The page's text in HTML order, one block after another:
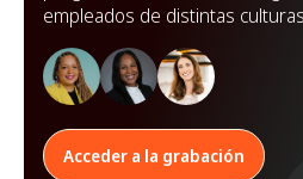
empleados de distintas
amplían su impacto en todo el
Acceder a la grabación